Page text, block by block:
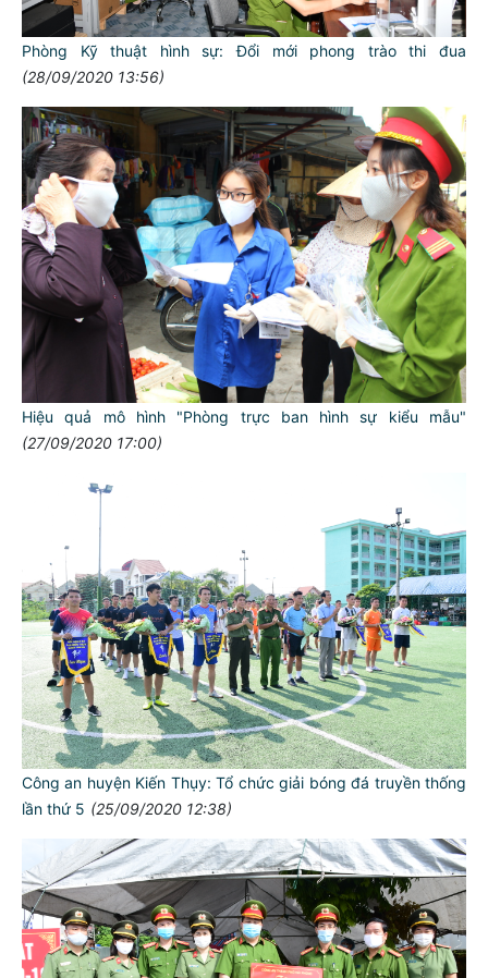
Phòng Kỹ thuật hình sự: Đổi mới phong trào thi đua
(28/09/2020 13:56)
Hiệu quả mô hình "Phòng trực ban hình sự kiểu mẫu"
(27/09/2020 17:00)
Công an huyện Kiến Thụy: Tổ chức giải bóng đá truyền thống
lần thứ 5 (25/09/2020 12:38)